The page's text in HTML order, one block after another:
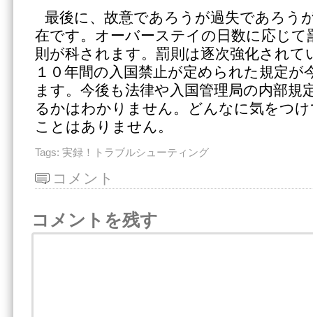
最後に、故意であろうが過失であろう
在です。オーバーステイの日数に応じて
則が科されます。罰則は逐次強化されて
１０年間の入国禁止が定められた規定が
ます。今後も法律や入国管理局の内部規
るかはわかりません。どんなに気をつ
ことはありません。
Tags: 実録！トラブルシューティング
コメント
コメントを残す